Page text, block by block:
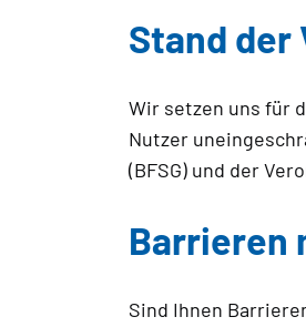
Stand
Wir setzen uns für
Nutzer
(BFSG) und der
Barrieren
Sind Ihnen